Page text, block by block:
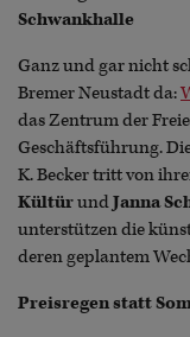
Schwankhalle
Ganz und gar nicht
Bremer Neustadt da:
das Zentrum der
Geschäftsführung.
K. Becker tritt von
KültürundJanna
unterstützen die
deren geplantem
Preisregen statt